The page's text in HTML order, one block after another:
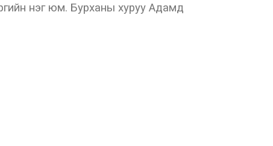
нэг юм. Бурханы хуруу Адамд